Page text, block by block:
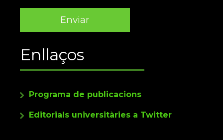
Enllaços
Programa de publicacions
Editorials universitàries a Twitter